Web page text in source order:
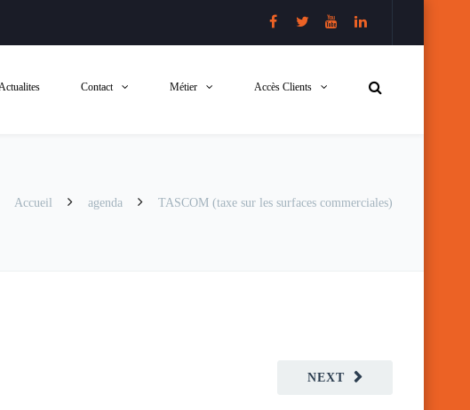
Contact Métier Accès Clients
Accueil agenda TASCOM (taxe sur les surfaces commerciales)
NEXT